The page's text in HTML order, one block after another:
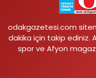
odakgazetesi.com
dakika için takip ediniz.
spor ve Afyon